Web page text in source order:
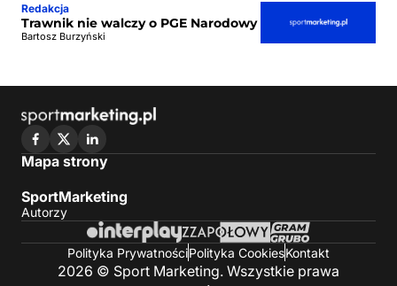
Redakcja
Trawnik nie walczy o PGE Narodowy
Bartosz Burzyński
Mapa strony
SportMarketing
Autorzy
Polityka PrywatnościPolityka CookiesKontakt
2026 © Sport Marketing. Wszystkie prawa